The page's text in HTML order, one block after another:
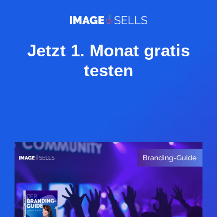
Jetzt 1. Monat gratis
testen